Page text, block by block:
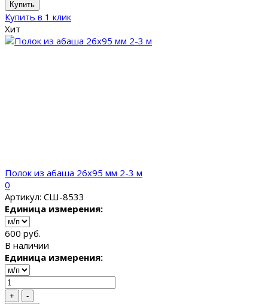
Купить
Купить в 1 клик
Хит
Полок из абаша 26x95 мм 2-3 м
0
Артикул: СШ-8533
Единица измерения:
600 руб.
В наличии
Единица измерения:
+
-